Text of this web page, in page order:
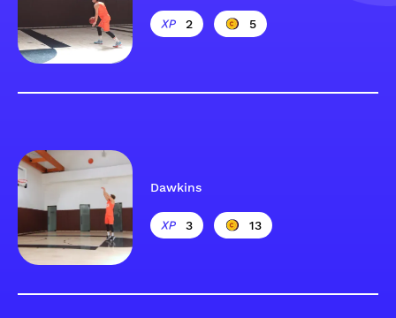
2 5
Dawkins
3 13